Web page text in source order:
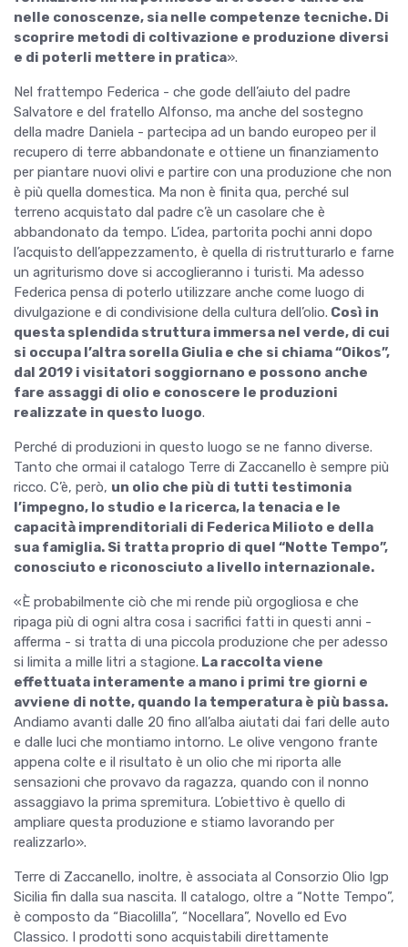
nelle conoscenze, sia nelle competenze tecniche. Di
scoprire metodi di coltivazione e produzione diversi
e di poterli mettere in pratica».
Nel frattempo Federica - che gode dell’aiuto del padre
Salvatore e del fratello Alfonso, ma anche del sostegno
della madre Daniela - partecipa ad un bando europeo per il
recupero di terre abbandonate e ottiene un finanziamento
per piantare nuovi olivi e partire con una produzione che non
è più quella domestica. Ma non è finita qua, perché sul
terreno acquistato dal padre c’è un casolare che è
abbandonato da tempo. L’idea, partorita pochi anni dopo
l’acquisto dell’appezzamento, è quella di ristrutturarlo e farne
un agriturismo dove si accoglieranno i turisti. Ma adesso
Federica pensa di poterlo utilizzare anche come luogo di
divulgazione e di condivisione della cultura dell’olio. Così in
questa splendida struttura immersa nel verde, di cui
si occupa l’altra sorella Giulia e che si chiama “Oikos”,
dal 2019 i visitatori soggiornano e possono anche
fare assaggi di olio e conoscere le produzioni
realizzate in questo luogo.
Perché di produzioni in questo luogo se ne fanno diverse.
Tanto che ormai il catalogo Terre di Zaccanello è sempre più
ricco. C’è, però, un olio che più di tutti testimonia
l’impegno, lo studio e la ricerca, la tenacia e le
capacità imprenditoriali di Federica Milioto e della
sua famiglia. Si tratta proprio di quel “Notte Tempo”,
conosciuto e riconosciuto a livello internazionale.
«È probabilmente ciò che mi rende più orgogliosa e che
ripaga più di ogni altra cosa i sacrifici fatti in questi anni -
afferma - si tratta di una piccola produzione che per adesso
si limita a mille litri a stagione. La raccolta viene
effettuata interamente a mano i primi tre giorni e
avviene di notte, quando la temperatura è più bassa.
Andiamo avanti dalle 20 fino all’alba aiutati dai fari delle auto
e dalle luci che montiamo intorno. Le olive vengono frante
appena colte e il risultato è un olio che mi riporta alle
sensazioni che provavo da ragazza, quando con il nonno
assaggiavo la prima spremitura. L’obiettivo è quello di
ampliare questa produzione e stiamo lavorando per
realizzarlo».
Terre di Zaccanello, inoltre, è associata al Consorzio Olio Igp
Sicilia fin dalla sua nascita. Il catalogo, oltre a “Notte Tempo”,
è composto da “Biacolilla”, “Nocellara”, Novello ed Evo
Classico. I prodotti sono acquistabili direttamente